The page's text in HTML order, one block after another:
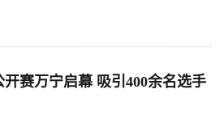
开赛万宁启幕 吸引400余名选手